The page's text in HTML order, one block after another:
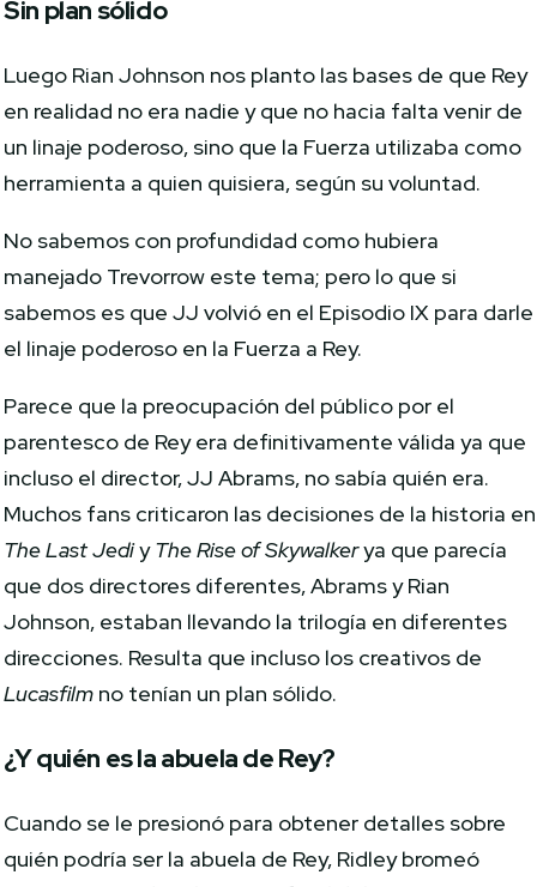
Sin plan sólido
Luego Rian Johnson nos planto las bases de que Rey
en realidad no era nadie y que no hacia falta venir de
un linaje poderoso, sino que la Fuerza utilizaba como
herramienta a quien quisiera, según su voluntad.
No sabemos con profundidad como hubiera
manejado Trevorrow este tema; pero lo que si
sabemos es que JJ volvió en el Episodio IX para darle
el linaje poderoso en la Fuerza a Rey.
Parece que la preocupación del público por el
parentesco de Rey era definitivamente válida ya que
incluso el director, JJ Abrams, no sabía quién era.
Muchos fans criticaron las decisiones de la historia en
The Last JediyThe Rise of Skywalkerya que parecía
que dos directores diferentes, Abrams y Rian
Johnson, estaban llevando la trilogía en diferentes
direcciones. Resulta que incluso los creativos de
Lucasfilm no tenían un plan sólido.
¿Y quién es la abuela de Rey?
Cuando se le presionó para obtener detalles sobre
quién podría ser la abuela de Rey, Ridley bromeó